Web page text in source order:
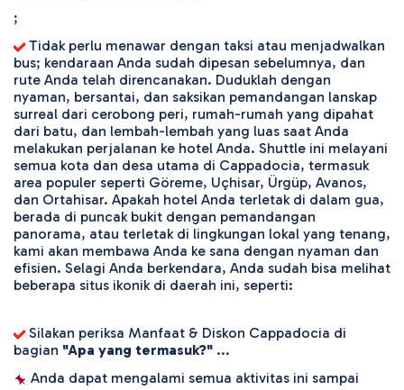
;
Tidak perlu menawar dengan taksi atau menjadwalkan
bus; kendaraan Anda sudah dipesan sebelumnya, dan
rute Anda telah direncanakan. Duduklah dengan
nyaman, bersantai, dan saksikan pemandangan lanskap
surreal dari cerobong peri, rumah-rumah yang dipahat
dari batu, dan lembah-lembah yang luas saat Anda
melakukan perjalanan ke hotel Anda. Shuttle ini melayani
semua kota dan desa utama di Cappadocia, termasuk
area populer seperti Göreme, Uçhisar, Ürgüp, Avanos,
dan Ortahisar. Apakah hotel Anda terletak di dalam gua,
berada di puncak bukit dengan pemandangan
panorama, atau terletak di lingkungan lokal yang tenang,
kami akan membawa Anda ke sana dengan nyaman dan
efisien. Selagi Anda berkendara, Anda sudah bisa melihat
beberapa situs ikonik di daerah ini, seperti:
Silakan periksa Manfaat & Diskon Cappadocia di
bagian "Apa yang termasuk?" ...
Anda dapat mengalami semua aktivitas ini sampai